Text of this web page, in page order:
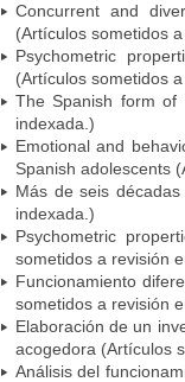
Concurrent and
(Artículos sometidos
Psychometric
(Artículos sometidos
The Spanish form of
indexada.)
Emotional and
Spanish adolescents
Más de seis
indexada.)
Psychometric
sometidos a revisión
Funcionamiento
sometidos a revisión
Elaboración de un
acogedora (Artículos
Análisis del